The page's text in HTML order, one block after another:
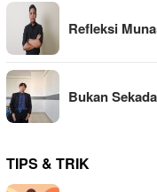
Refleksi
Bukan
TIPS & TRIK